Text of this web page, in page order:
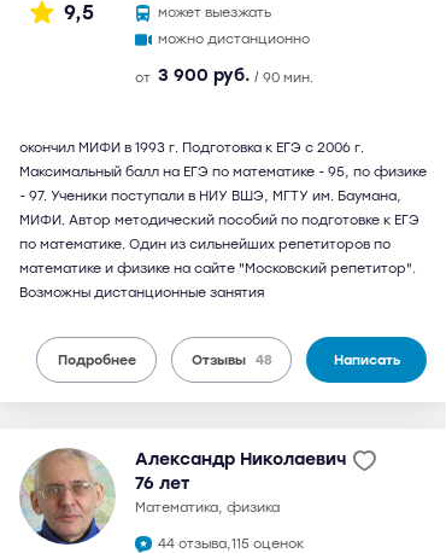
9,5
может выезжать
можно дистанционно
от 3 900 руб. / 90 мин.
окончил МИФИ в 1993 г. Подготовка к ЕГЭ с 2006 г.
Максимальный балл на ЕГЭ по математике - 95, по физике
- 97. Ученики поступали в НИУ ВШЭ, МГТУ им. Баумана,
МИФИ. Автор методический пособий по подготовке к ЕГЭ
по математике. Один из сильнейших репетиторов по
математике и физике на сайте "Московский репетитор".
Возможны дистанционные занятия
Подробнее Отзывы 48 Написать
Александр Николаевич
76 лет
математика, физика
44 отзыва,115 оценок